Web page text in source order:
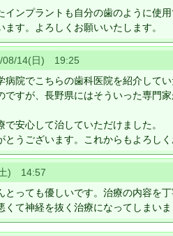
ンプラントも自分の歯のように使用
す。よろしくお願いいたします。
14(日) 19:25
院でこちらの歯科医院を紹介してい
ですが、長野県にはそういった専門
安心して治していただけました。
うございます。これからもよろしく
) 14:57
とっても優しいです。治療の内容を
くて神経を抜く治療になってしまい